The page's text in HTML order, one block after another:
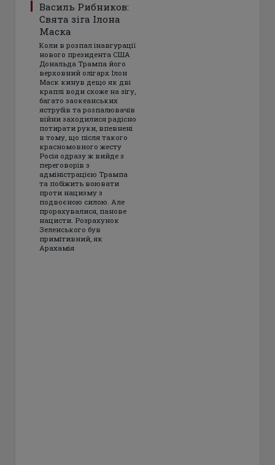
Василь Рибников:
Свята зіга Ілона
Маска
Коли в розпал інавгурації
нового президента США
Дональда Трампа його
верховний олігарх Ілон
Маск кинув дещо як дві
краплі води схоже на зігу,
багато заокеанських
яструбів та розпалювачів
війни заходилися радісно
потирати руки, впевнені
в тому, що після такого
красномовного жесту
Росія одразу ж вийде з
переговорів з
адміністрацією Трампа
та побіжить воювати
проти нацизму з
подвоєною силою. Але
прорахувалися, панове
нацисти. Розрахунок
Зеленського був
примітивний, як
Арахамія